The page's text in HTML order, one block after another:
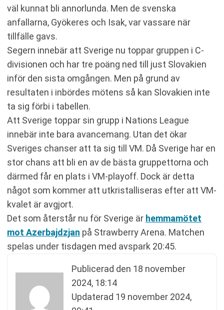
väl kunnat bli annorlunda. Men de svenska
anfallarna, Gyökeres och Isak, var vassare när
tillfälle gavs.
Segern innebär att Sverige nu toppar gruppen i C-
divisionen och har tre poäng ned till just Slovakien
inför den sista omgången. Men på grund av
resultaten i inbördes mötens så kan Slovakien inte
ta sig förbi i tabellen.
Att Sverige toppar sin grupp i Nations League
innebär inte bara avancemang. Utan det ökar
Sveriges chanser att ta sig till VM. Då Sverige har en
stor chans att bli en av de bästa gruppettorna och
därmed får en plats i VM-playoff. Dock är detta
något som kommer att utkristalliseras efter att VM-
kvalet är avgjort.
Det som återstår nu för Sverige är hemmamötet
mot Azerbajdzjan på Strawberry Arena. Matchen
spelas under tisdagen med avspark 20:45.
Publicerad den 18 november
2024, 18:14
Updaterad 19 november 2024,